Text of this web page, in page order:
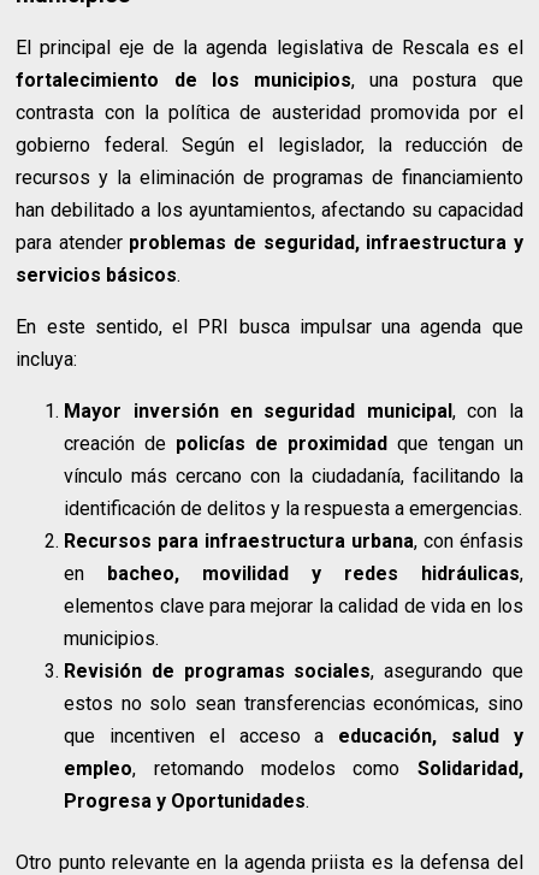
El principal eje de la agenda legislativa de Rescala es el
fortalecimiento de los municipios, una postura que
contrasta con la política de austeridad promovida por el
gobierno federal. Según el legislador, la reducción de
recursos y la eliminación de programas de financiamiento
han debilitado a los ayuntamientos, afectando su capacidad
para atender problemas de seguridad, infraestructura y
servicios básicos.
En este sentido, el PRI busca impulsar una agenda que
incluya:
Mayor inversión en seguridad municipal, con la
creación de policías de proximidadque tengan un
vínculo más cercano con la ciudadanía, facilitando la
identificación de delitos y la respuesta a emergencias.
Recursos para infraestructura urbana, con énfasis
en bacheo, movilidad y redes hidráulicas,
elementos clave para mejorar la calidad de vida en los
municipios.
Revisión de programas sociales, asegurando que
estos no solo sean transferencias económicas, sino
que incentiven el acceso a educación, salud y
empleo, retomando modelos como Solidaridad,
Progresa y Oportunidades.
Otro punto relevante en la agenda priista es la defensa del